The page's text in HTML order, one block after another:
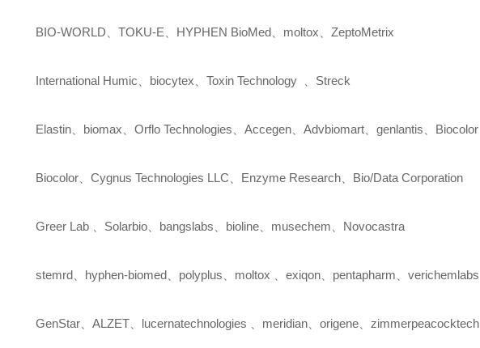
BIO-WORLD 、TOKU-E HYPHEN BioMed moltox 、ZeptoMetrix
International Humic biocytex 、Toxin Technology Streck
Elastin biomax 、Orflo Technologies 、Accegen 、Advbiomart 、genlantis Biocolor
Biocolor 、Cygnus Technologies LLC Enzyme Research Bio/Data Corporation
Greer Lab Solarbio bangslabs bioline musechem Novocastra
stemrd hyphen-biomed polyplus moltox 、exiqon pentapharm 、verichemlabs
GenStar 、ALZET lucernatechnologies meridian 、origene zimmerpeacocktech